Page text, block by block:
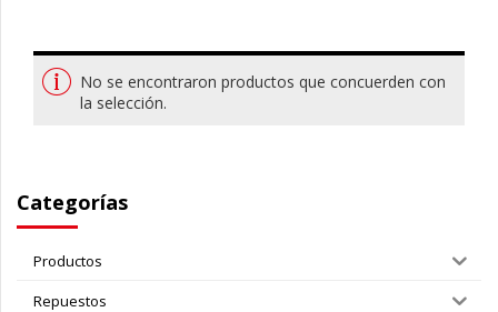
No se encontraron productos que concuerden con
la selección.
Categorías
Productos
Repuestos